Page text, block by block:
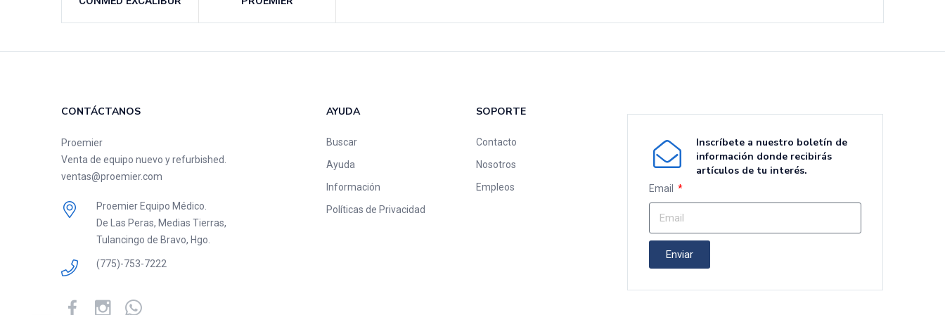
CONTÁCTANOS
Proemier
Venta de equipo nuevo y refurbished.
ventas@proemier.com
Proemier Equipo Médico.
De Las Peras, Medias Tierras,
Tulancingo de Bravo, Hgo.
(775)-753-7222
AYUDA
Buscar
Ayuda
Información
Políticas de Privacidad
SOPORTE
Contacto
Nosotros
Empleos
Inscríbete a nuestro boletín de
información donde recibirás
artículos de tu interés.
Email
Enviar